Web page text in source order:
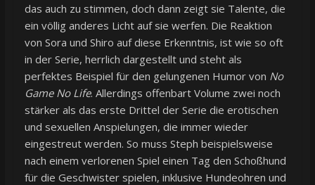
das auch zu stimmen, doch dann zeigt sie Talente, die
ein völlig anderes Licht auf sie werfen. Die Reaktion
von Sora und Shiro auf diese Erkenntnis, ist wie so oft
in der Serie, herrlich dargestellt und steht als
perfektes Beispiel für den gelungenen Humor von No
Game No Life. Allerdings offenbart Volume zwei noch
stärker als das erste Drittel der Serie die erotischen
und sexuellen Anspielungen, die immer wieder
eingestreut werden. So muss Steph beispielsweise
nach einem verlorenen Spiel einen Tag den Schoßhund
für die Geschwister spielen, inklusive Hundeohren und